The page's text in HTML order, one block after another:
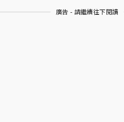
廣告 - 請繼續往下閱讀